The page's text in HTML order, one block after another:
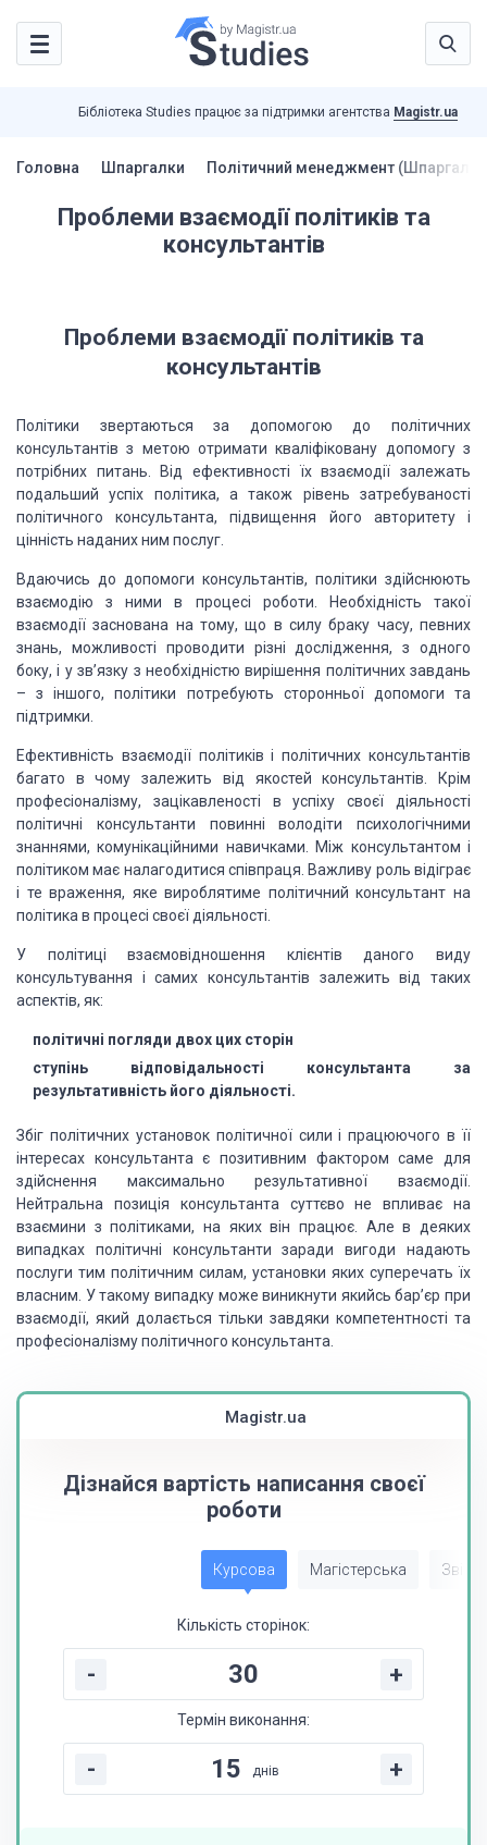
Бібліотека Studies працює за підтримки агентства Magistr.ua
Головна Шпаргалки Політичний менеджмент
Проблеми взаємодії політиків та
консультантів
Проблеми взаємодії політиків та
консультантів
Політики звертаються за допомогою до політичних
консультантів з метою отримати кваліфіковану допомогу з
потрібних питань. Від ефективності їх взаємодії залежать
подальший успіх політика, а також рівень затребуваності
політичного консультанта, підвищення його авторитету і
цінність наданих ним послуг.
Вдаючись до допомоги консультантів, політики здійснюють
взаємодію з ними в процесі роботи. Необхідність такої
взаємодії заснована на тому, що в силу браку часу, певних
знань, можливості проводити різні дослідження, з одного
боку, і у зв’язку з необхідністю вирішення політичних завдань
– з іншого, політики потребують сторонньої допомоги та
підтримки.
Ефективність взаємодії політиків і політичних консультантів
багато в чому залежить від якостей консультантів. Крім
професіоналізму, зацікавленості в успіху своєї діяльності
політичні консультанти повинні володіти психологічними
знаннями, комунікаційними навичками. Між консультантом і
політиком має налагодитися співпраця. Важливу роль відіграє
і те враження, яке вироблятиме політичний консультант на
політика в процесі своєї діяльності.
У політиці взаємовідношення клієнтів даного виду
консультування і самих консультантів залежить від таких
аспектів, як:
політичні погляди двох цих сторін
ступінь відповідальності консультанта за
результативність його діяльності.
Збіг політичних установок політичної сили і працюючого в її
інтересах консультанта є позитивним фактором саме для
здійснення максимально результативної взаємодії.
Нейтральна позиція консультанта суттєво не впливає на
взаємини з політиками, на яких він працює. Але в деяких
випадках політичні консультанти заради вигоди надають
послуги тим політичним силам, установки яких суперечать їх
власним. У такому випадку може виникнути якийсь бар’єр при
взаємодії, який долається тільки завдяки компетентності та
професіоналізму політичного консультанта.
Magistr.ua
Дізнайся вартість написання своєї
роботи
Курсова Магістерська Звіт
Кількість сторінок:
- +
Термін виконання:
- днів +